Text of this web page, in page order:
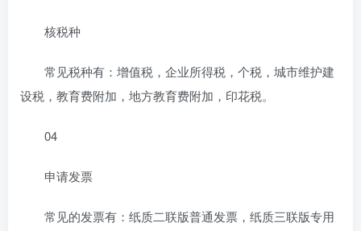
核税种
常见税种有：增值税，企业所得税，个税，城市维护建
设税，教育费附加，地方教育费附加，印花税。
04
申请发票
常见的发票有：纸质二联版普通发票，纸质三联版专用